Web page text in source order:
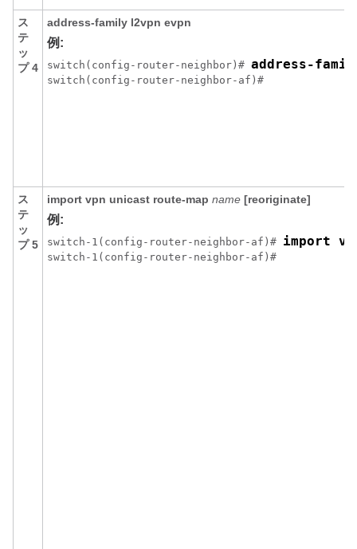
ス
テ
ッ
プ 4
address-family l2vpn evpn
例:
switch(config-router-neighbor)# address-
switch(config-router-neighbor-af)#
ス
テ
ッ
プ 5
import vpn unicast route-map name [reoriginate]
例:
switch-1(config-router-neighbor-af)# import
switch-1(config-router-neighbor-af)#